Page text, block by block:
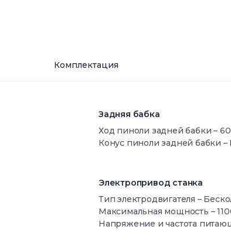
Комплектация
Задняя бабка
Ход пиноли задней бабки –
Конус пиноли задней бабки
Электропривод станка
Тип электродвигателя –
Максимальная мощность –
Напряжение и частота